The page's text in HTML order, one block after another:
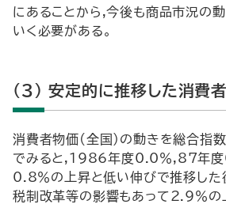
にあることから,今後も商品市況の
いく必要がある。
(3) 安定的に推移した消費
消費者物価(全国)の動きを総合指
でみると,1986年度0.0％,87年
0.8％の上昇と低い伸びで推移し
税制改革等の影響もあって2.9％の